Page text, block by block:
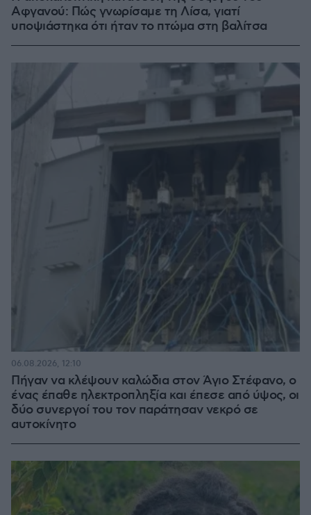
Αφγανού: Πώς γνωρίσαμε τη Λίσα, γιατί
υποψιάστηκα ότι ήταν το πτώμα στη βαλίτσα
Πήγαν να κλέψουν καλώδια στον Άγιο Στέφανο, ο
ένας έπαθε ηλεκτροπληξία και έπεσε από ύψος, οι
δύο συνεργοί του τον παράτησαν νεκρό σε
αυτοκίνητο
06.08.2026, 12:10